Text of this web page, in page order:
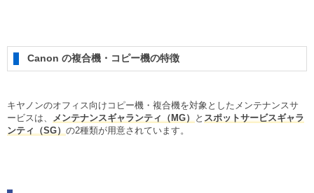
Canon の複合機・コピー機の特徴
キヤノンのオフィス向けコピー機・複合機を対象としたメンテナンスサ
ービスは、
メンテナンスギャランティ（MG） と スポットサービスギャラ
ンティ（SG） の2種類が用意されています。